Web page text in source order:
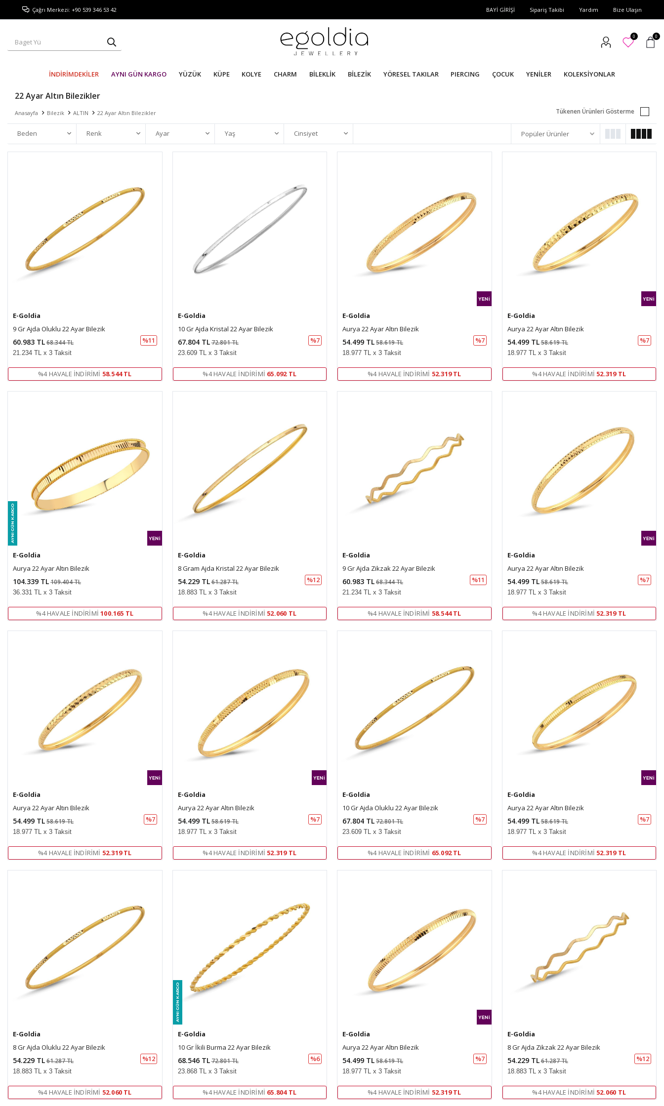
Çağrı Merkezi: +90 539 346 53 42 BAYİ GİRİŞİ Sipariş Takibi Yardım Bize Ulaşın
0 0
İNDİRİMDEKİLER AYNI GÜN KARGO YÜZÜK KÜPE KOLYE CHARM BİLEKLİK BİLEZİK YÖRESEL TAKILAR PIERCING ÇOCUK YENİLER KOLEKSİYONLAR
22 Ayar Altın Bilezikler
Anasayfa Bilezik ALTIN 22 Ayar Altın Bilezikler Tükenen Ürünleri Gösterme
Beden Renk Ayar Yaş Cinsiyet
E-Goldia
9 Gr Ajda Oluklu 22 Ayar Bilezik
60.983 TL68.344 TL %11
21.234 TL x 3 Taksit
%4 HAVALE İNDIRIMI 58.544 TL
E-Goldia
10 Gr Ajda Kristal 22 Ayar Bilezik
67.804 TL72.801 TL %7
23.609 TL x 3 Taksit
%4 HAVALE İNDIRIMI 65.092 TL
E-Goldia
Aurya 22 Ayar Altın Bilezik
54.499 TL58.619 TL %7
18.977 TL x 3 Taksit
%4 HAVALE İNDIRIMI 52.319 TL
E-Goldia
Aurya 22 Ayar Altın Bilezik
54.499 TL58.619 TL %7
18.977 TL x 3 Taksit
%4 HAVALE İNDIRIMI 52.319 TL
E-Goldia
Aurya 22 Ayar Altın Bilezik
104.339 TL109.404 TL
36.331 TL x 3 Taksit
%4 HAVALE İNDIRIMI100.165 TL
E-Goldia
8 Gram Ajda Kristal 22 Ayar Bilezik
54.229 TL61.287 TL %12
18.883 TL x 3 Taksit
%4 HAVALE İNDIRIMI 52.060 TL
E-Goldia
9 Gr Ajda Zikzak 22 Ayar Bilezik
60.983 TL68.344 TL %11
21.234 TL x 3 Taksit
%4 HAVALE İNDIRIMI 58.544 TL
E-Goldia
Aurya 22 Ayar Altın Bilezik
54.499 TL58.619 TL %7
18.977 TL x 3 Taksit
%4 HAVALE İNDIRIMI 52.319 TL
E-Goldia
Aurya 22 Ayar Altın Bilezik
54.499 TL58.619 TL %7
18.977 TL x 3 Taksit
%4 HAVALE İNDIRIMI 52.319 TL
E-Goldia
Aurya 22 Ayar Altın Bilezik
54.499 TL58.619 TL %7
18.977 TL x 3 Taksit
%4 HAVALE İNDIRIMI 52.319 TL
E-Goldia
10 Gr Ajda Oluklu 22 Ayar Bilezik
67.804 TL72.801 TL %7
23.609 TL x 3 Taksit
%4 HAVALE İNDIRIMI 65.092 TL
E-Goldia
Aurya 22 Ayar Altın Bilezik
54.499 TL58.619 TL %7
18.977 TL x 3 Taksit
%4 HAVALE İNDIRIMI 52.319 TL
E-Goldia
8 Gr Ajda Oluklu 22 Ayar Bilezik
54.229 TL61.287 TL %12
18.883 TL x 3 Taksit
%4 HAVALE İNDIRIMI 52.060 TL
E-Goldia
10 Gr İkili Burma 22 Ayar Bilezik
68.546 TL72.801 TL %6
23.868 TL x 3 Taksit
%4 HAVALE İNDIRIMI 65.804 TL
E-Goldia
Aurya 22 Ayar Altın Bilezik
54.499 TL58.619 TL %7
18.977 TL x 3 Taksit
%4 HAVALE İNDIRIMI 52.319 TL
E-Goldia
8 Gr Ajda Zikzak 22 Ayar Bilezik
54.229 TL61.287 TL %12
18.883 TL x 3 Taksit
%4 HAVALE İNDIRIMI 52.060 TL